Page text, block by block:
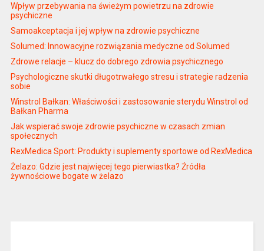
Wpływ przebywania na świeżym powietrzu na zdrowie
psychiczne
Samoakceptacja i jej wpływ na zdrowie psychiczne
Solumed: Innowacyjne rozwiązania medyczne od Solumed
Zdrowe relacje – klucz do dobrego zdrowia psychicznego
Psychologiczne skutki długotrwałego stresu i strategie radzenia
sobie
Winstrol Bałkan: Właściwości i zastosowanie sterydu Winstrol od
Bałkan Pharma
Jak wspierać swoje zdrowie psychiczne w czasach zmian
społecznych
RexMedica Sport: Produkty i suplementy sportowe od RexMedica
Żelazo: Gdzie jest najwięcej tego pierwiastka? Źródła
żywnościowe bogate w żelazo